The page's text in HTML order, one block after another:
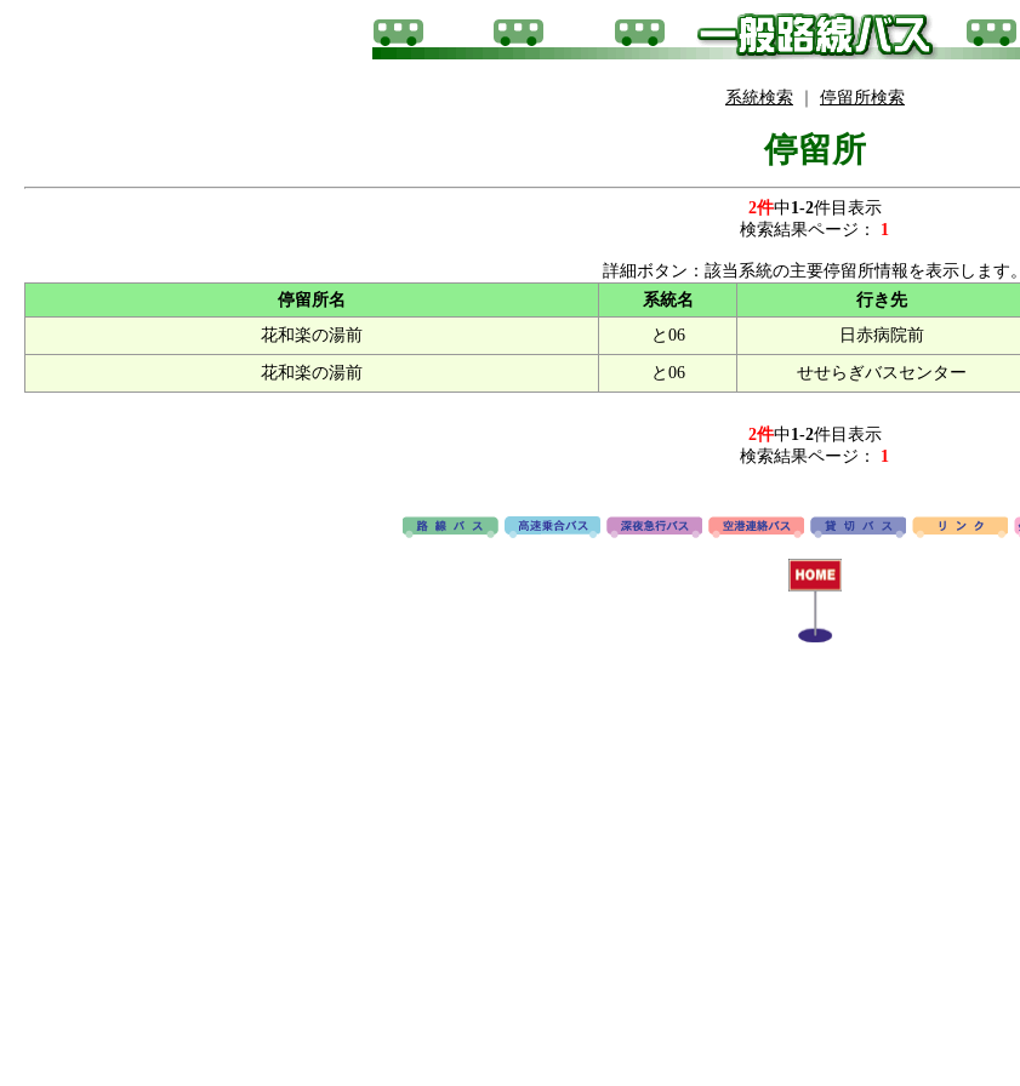
系統検索 停留所検索
停留所
2件中1-2件目表示
検索結果ページ：
1
詳細ボタン：該当系統の主要停留所情報を表示します。
停留所名
系統名 行き先
花和楽の湯前
と06 日赤病院前
花和楽の湯前 と06 せせらぎバスセンター
2件中1-2件目表示
検索結果ページ：
1